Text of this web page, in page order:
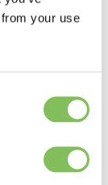
your use
90% circulair
Union for
No. 101181056.